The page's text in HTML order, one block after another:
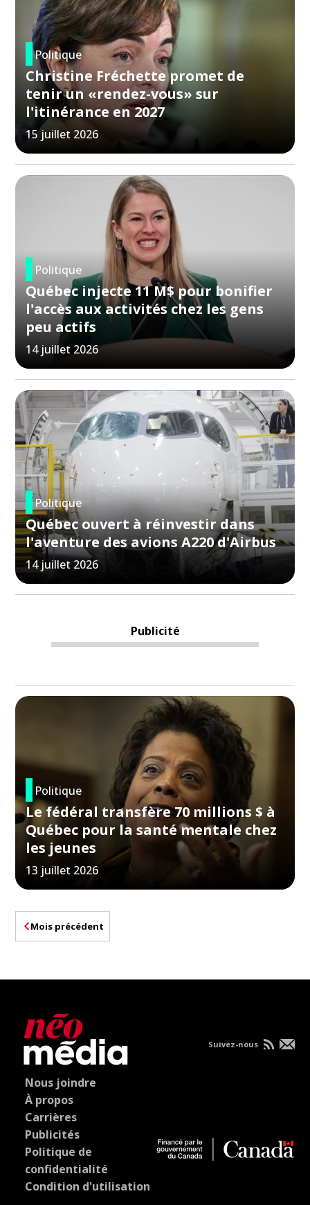
Politique
Christine Fréchette promet de
tenir un «rendez-vous» sur
l'itinérance en 2027
15 juillet 2026
Politique
Québec injecte 11 M$ pour bonifier
l'accès aux activités chez les gens
peu actifs
14 juillet 2026
Politique
Québec ouvert à réinvestir dans
l'aventure des avions A220 d'Airbus
14 juillet 2026
Publicité
Politique
Le fédéral transfère 70 millions $ à
Québec pour la santé mentale chez
les jeunes
13 juillet 2026
Mois précédent
Nous joindre
À propos
Carrières
Publicités
Politique de
confidentialité
Condition d'utilisation
Suivez-nous